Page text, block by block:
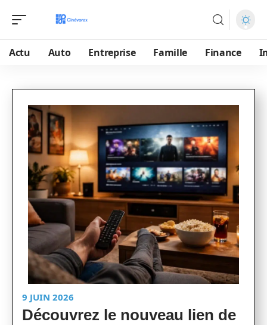
Actu Auto Entreprise Famille Finance
9 JUIN 2026
Découvrez le nouveau lien de